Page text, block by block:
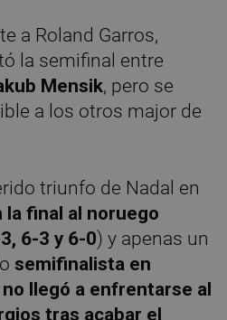
a Roland Garros,
la semifinal entre
Mensik, pero se
a los otros major de
triunfo de Nadal en
la final al noruego
6-3 y 6-0) y apenas un
semifinalista en
no llegó a enfrentarse al
tras acabar el